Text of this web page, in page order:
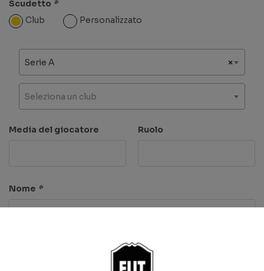
Scudetto *
Club
Personalizzato
×
Serie A
Seleziona un club
Media del giocatore Ruolo
Nome *